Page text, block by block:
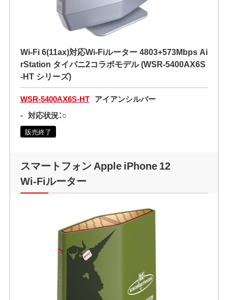
Wi-Fi 6(11ax)対応Wi-Fiルーター 4803+573Mbps Ai
rStation タイバニ2コラボモデル (WSR-5400AX6S
-HT シリーズ)
WSR-5400AX6S-HT アイアンシルバー
- 対応状況：○
販売終了
スマートフォン Apple iPhone 12
Wi-Fiルーター